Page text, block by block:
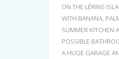
ON THE LÉRINS
WITH BANANA,
SUMMER KITCHEN
POSSIBLE
A HUGE GARAGE